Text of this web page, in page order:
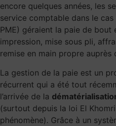
encore quelques années, les
service comptable dans le
PME) géraient la paie de bout
impression, mise sous pli,
remise en main propre auprès
La gestion de la paie est un
récurrent qui a été tout
l’arrivée de la
(surtout depuis la loi El Khomri
phénomène). Grâce à un